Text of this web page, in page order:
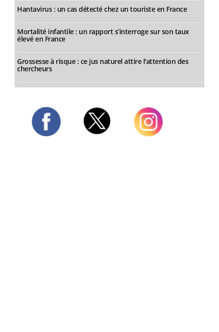
Hantavirus : un cas détecté chez un touriste en France
Mortalité infantile : un rapport s’interroge sur son taux
élevé en France
Grossesse à risque : ce jus naturel attire l'attention des
chercheurs